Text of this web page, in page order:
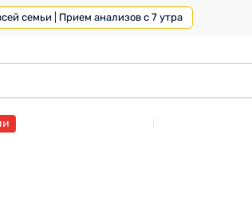
семьи | Прием анализов с 7 утра